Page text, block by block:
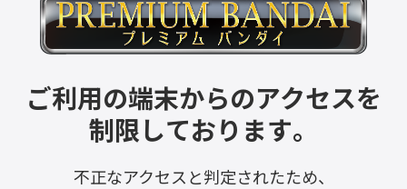
ご利用の端末からのアクセスを
制限しております。
不正なアクセスと判定されたため、